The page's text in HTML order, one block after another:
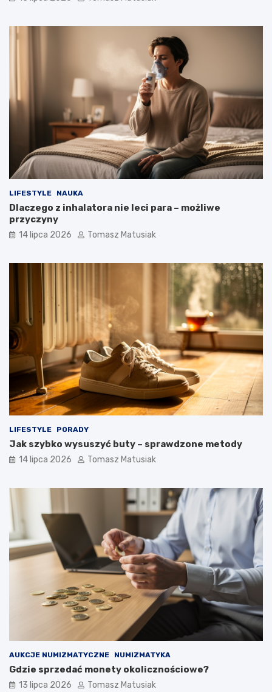
LIFESTYLE NAUKA
Dlaczego z inhalatora nie leci para – możliwe
przyczyny
14 lipca 2026 Tomasz Matusiak
LIFESTYLE PORADY
Jak szybko wysuszyć buty – sprawdzone metody
14 lipca 2026 Tomasz Matusiak
AUKCJE NUMIZMATYCZNE NUMIZMATYKA
Gdzie sprzedać monety okolicznościowe?
13 lipca 2026 Tomasz Matusiak